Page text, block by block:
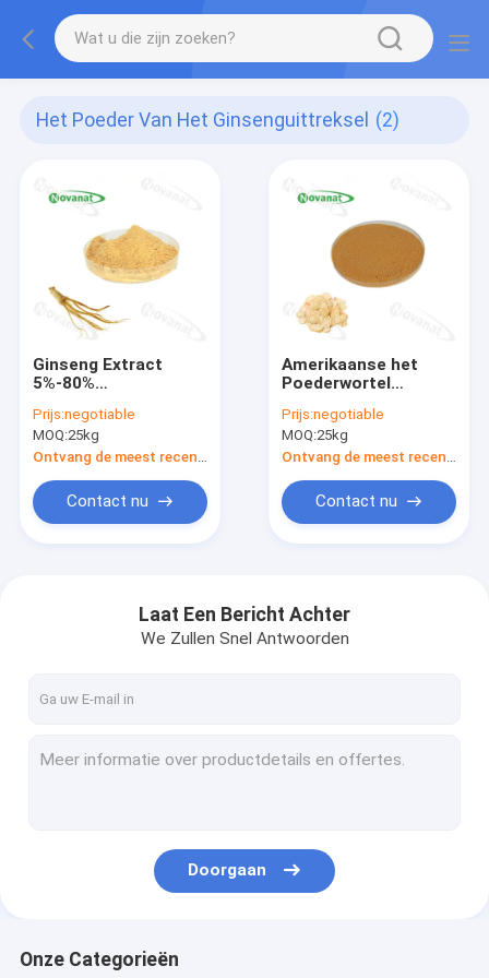
Het Poeder Van Het Ginsenguittreksel (2)
Ginseng Extract
5%-80%
UV/HLPC/Wateroplosbaar/Pure
Root/Clean Label
Prijs:negotiable
MOQ:25kg
Contact nu
Amerikaanse het
Poederwortel
Ginsenosides van het
Ginsenguittreksel/In
water oplosbaar
Prijs:negotiable
MOQ:25kg
Contact nu
Laat Een Bericht Achter
We Zullen Snel Antwoorden
Doorgaan
Onze Categorieën